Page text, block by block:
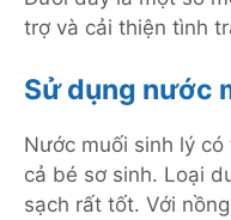
trợ và cải thiện tình
Sử dụng nước
Nước muối sinh lý
cả bé sơ sinh. Loại
sạch rất tốt. Với